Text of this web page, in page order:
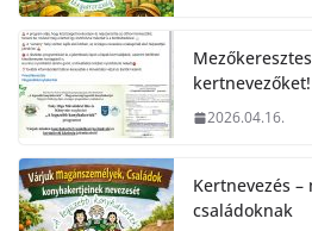
kertnevezőket!
2026.04.16.
Kertnevezés
családoknak